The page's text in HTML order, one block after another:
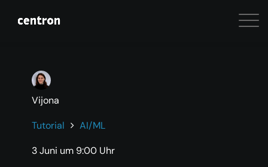
Vijona
Tutorial
AI/ML
3 Juni um 9:00 Uhr